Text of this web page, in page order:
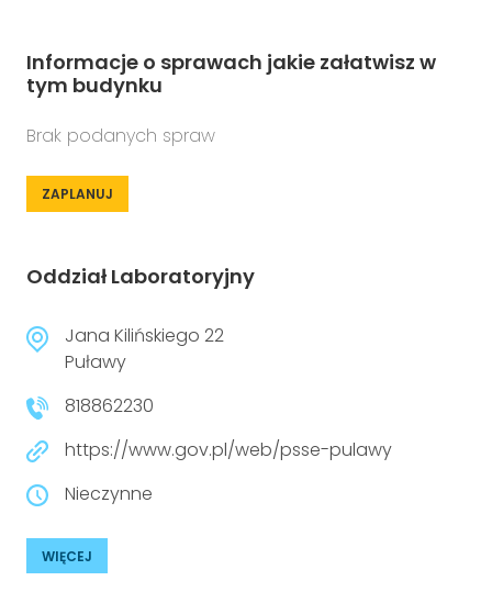
Informacje o sprawach jakie załatwisz w
tym budynku
Brak podanych spraw
ZAPLANUJ
Oddział Laboratoryjny
Jana Kilińskiego 22
Puławy
818862230
https://www.gov.pl/web/psse-pulawy
Nieczynne
WIĘCEJ